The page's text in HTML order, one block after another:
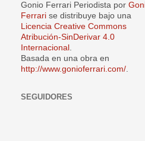
Gonio Ferrari Periodista por
Ferrari se distribuye bajo una
Licencia Creative Commons
Atribución-SinDerivar 4.0
Internacional .
Basada en una obra en
http://www.gonioferrari.com/.
SEGUIDORES